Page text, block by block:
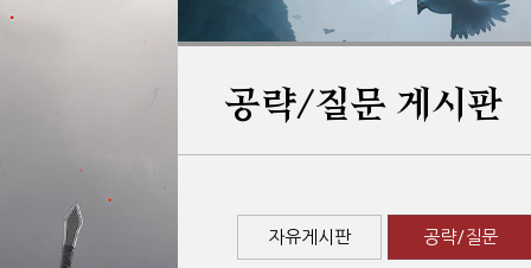
공략/질문 게시판
자유게시판 공략/질문